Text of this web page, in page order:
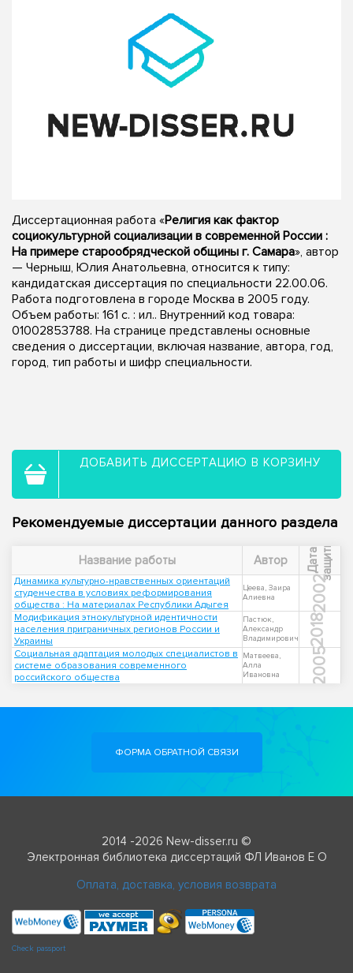
Диссертационная работа «Религия как фактор
социокультурной социализации в современной России :
На примере старообрядческой общины г. Самара», автор
— Черныш, Юлия Анатольевна, относится к типу:
кандидатская диссертация по специальности 22.00.06.
Работа подготовлена в городе Москва в 2005 году.
Объем работы: 161 с. : ил.. Внутренний код товара:
01002853788. На странице представлены основные
сведения о диссертации, включая название, автора, год,
город, тип работы и шифр специальности.
ДОБАВИТЬ ДИССЕРТАЦИЮ В КОРЗИНУ
Рекомендуемые диссертации данного раздела
Название работы Автор Д
а
т
а
з
а
щ
и
т ы
Динамика культурно-нравственных ориентаций
студенчества в условиях реформирования
общества : На материалах Республики Адыгея
Цеева, Заира
Алиевна
2002
Модификация этнокультурной идентичности
населения приграничных регионов России и
Украины
Пастюк,
Александр
Владимирович
2018
Социальная адаптация молодых специалистов в
системе образования современного
российского общества
Матвеева,
Алла
Ивановна
2005
ФОРМА ОБРАТНОЙ СВЯЗИ
2014 -2026 New-disser.ru ©
Электронная библиотека диссертаций ФЛ Иванов Е О
Оплата, доставка, условия возврата
Check passport